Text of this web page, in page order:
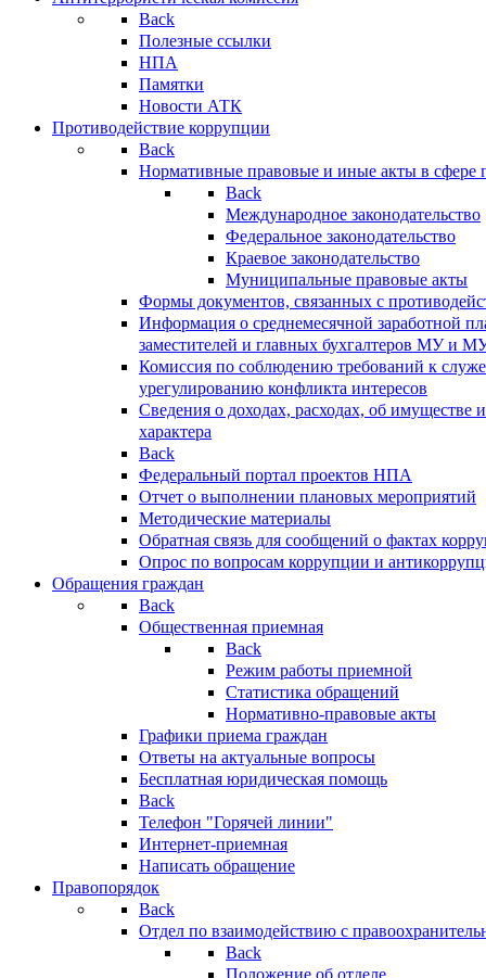
Back
Полезные ссылки
НПА
Памятки
Новости АТК
Противодействие коррупции
Back
Нормативные правовые и иные акты в сфере
Back
Международное законодательство
Федеральное законодательство
Краевое законодательство
Муниципальные правовые акты
Формы документов, связанных с
Информация о среднемесячной заработной
заместителей и главных бухгалтеров МУ и
Комиссия по соблюдению требований к
урегулированию конфликта интересов
Сведения о доходах, расходах, об имуществе
характера
Back
Федеральный портал проектов НПА
Отчет о выполнении плановых мероприятий
Методические материалы
Обратная связь для сообщений о фактах
Опрос по вопросам коррупции и
Обращения граждан
Back
Общественная приемная
Back
Режим работы приемной
Статистика обращений
Нормативно-правовые акты
Графики приема граждан
Ответы на актуальные вопросы
Бесплатная юридическая помощь
Back
Телефон "Горячей линии"
Интернет-приемная
Написать обращение
Правопорядок
Back
Отдел по взаимодействию с
Back
Положение об отделе